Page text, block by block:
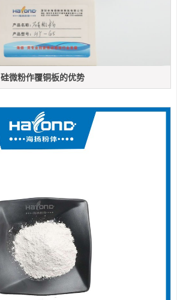
硅微粉作覆铜板的优势